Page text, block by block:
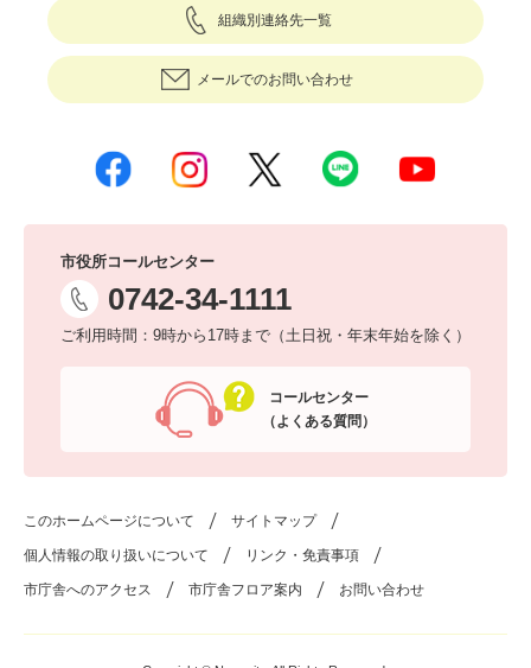
組織別連絡先一覧
メールでのお問い合わせ
市役所コールセンター
0742-34-1111
ご利用時間：9時から17時まで（土日祝・年末年始を除く）
コールセンター
（よくある質問）
このホームページについて サイトマップ
個人情報の取り扱いについて リンク・免責事項
市庁舎へのアクセス 市庁舎フロア案内 お問い合わせ